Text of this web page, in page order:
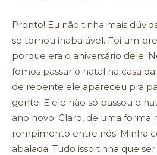
Pronto! Eu não tinha mais
se tornou inabalável. Foi um
porque era o aniversário dele.
fomos passar o natal na casa
de repente ele apareceu pra
gente. E ele não só passou o
ano novo. Claro, de uma forma
rompimento entre nós. Minha
abalada. Tudo isso tinha que